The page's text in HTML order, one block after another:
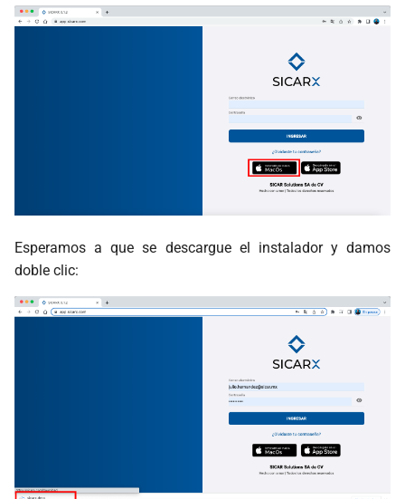
Esperamos a que se descargue el instalador y damos
doble clic: